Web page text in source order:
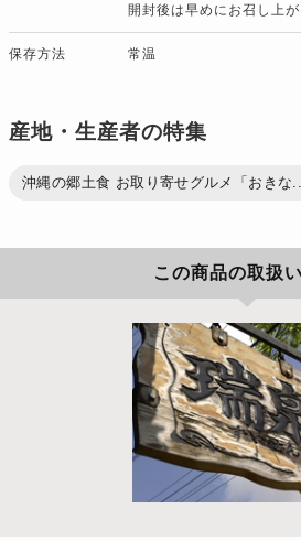
開封後は早めにお召し上が
保存方法 常温
産地・生産者の特集
沖縄の郷土食 お取り寄せグルメ「おきな...
この商品の取扱